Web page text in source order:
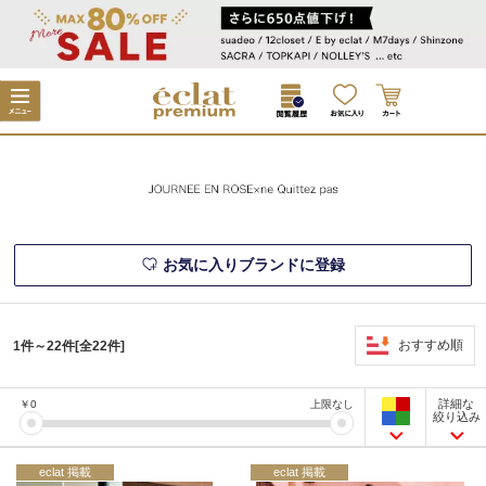
お気に入りブランドに登録
1件～22件[全22件] おすすめ順
￥0 上限なし
詳細な
絞り込み
eclat 掲載 eclat 掲載